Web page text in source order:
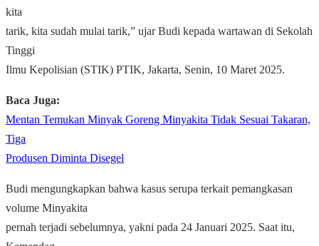
kita
tarik, kita sudah mulai tarik,” ujar Budi kepada wartawan di Sekolah
Tinggi
Ilmu Kepolisian (STIK) PTIK, Jakarta, Senin, 10 Maret 2025.
Baca Juga:
Mentan Temukan Minyak Goreng Minyakita Tidak Sesuai Takaran,
Tiga
Produsen Diminta Disegel
Budi mengungkapkan bahwa kasus serupa terkait pemangkasan
volume Minyakita
pernah terjadi sebelumnya, yakni pada 24 Januari 2025. Saat itu,